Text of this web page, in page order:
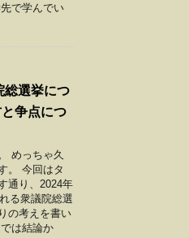
で学んでい
総選挙につ
争点につ
めっちゃ久
。 今回はタ
通り、2024年
る衆議院総選
の考えを書い
は結論か